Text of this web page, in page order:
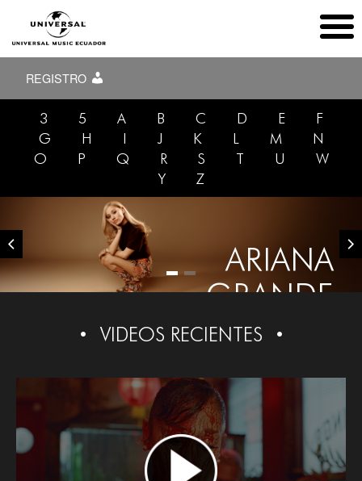
REGISTRO
3 5 A B C D E
F
G
H I J K L M
N
O
P Q R S T U
W
Y
Z
ARIANA
GRANDE
VIDEOS RECIENTES